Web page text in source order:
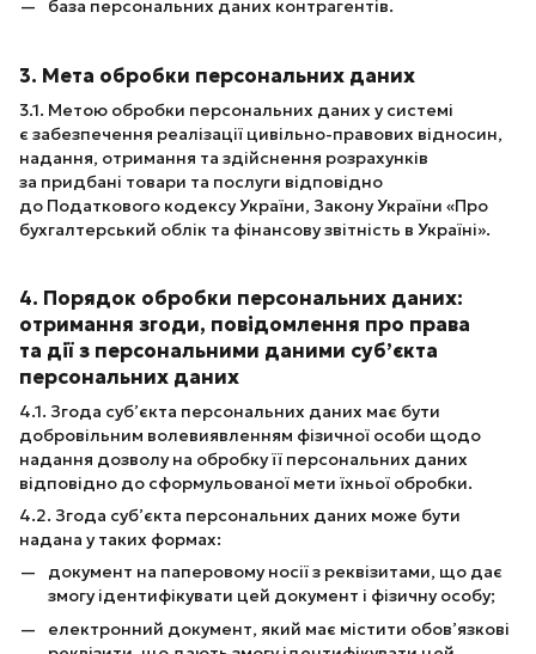
база персональних даних контрагентів.
3. Мета обробки персональних даних
3.1. Метою обробки персональних даних у системі
є забезпечення реалізації цивільно-правових відносин,
надання, отримання та здійснення розрахунків
за придбані товари та послуги відповідно
до Податкового кодексу України, Закону України «Про
бухгалтерський облік та фінансову звітність в Україні».
4. Порядок обробки персональних даних:
отримання згоди, повідомлення про права
та дії з персональними даними суб’єкта
персональних даних
4.1. Згода суб’єкта персональних даних має бути
добровільним волевиявленням фізичної особи щодо
надання дозволу на обробку її персональних даних
відповідно до сформульованої мети їхньої обробки.
4.2. Згода суб’єкта персональних даних може бути
надана у таких формах:
документ на паперовому носії з реквізитами, що дає
змогу ідентифікувати цей документ і фізичну особу;
електронний документ, який має містити обов’язкові